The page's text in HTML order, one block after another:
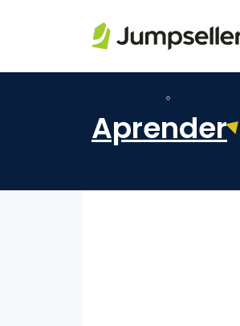
Aprender